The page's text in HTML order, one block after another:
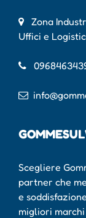
Zona
Uffici e
Scegliere
partner che
e
migliori